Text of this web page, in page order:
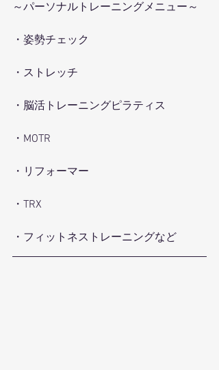
～パーソナルトレーニングメニュー～
・姿勢チェック
・ストレッチ
・脳活トレーニングピラティス
・MOTR
・リフォーマー
・TRX
・フィットネストレーニングなど